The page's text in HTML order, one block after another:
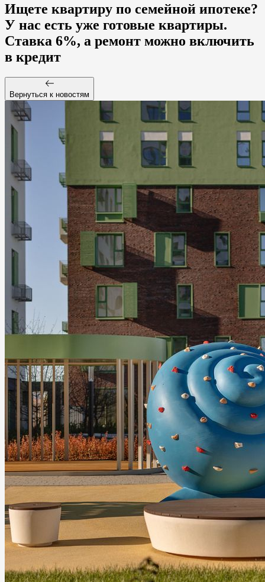
Ищете квартиру по семейной ипотеке?
У нас есть уже готовые квартиры.
Ставка 6%, а ремонт можно включить
в кредит
Вернуться к новостям